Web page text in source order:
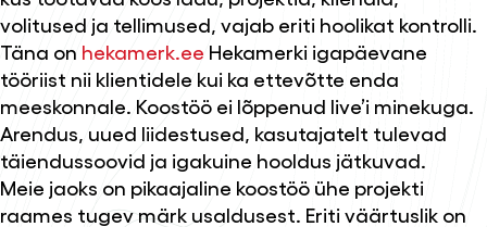
volitused ja tellimused, vajab eriti hoolikat kontrolli.
Täna on hekamerk.ee Hekamerki igapäevane
tööriist nii klientidele kui ka ettevõtte enda
meeskonnale. Koostöö ei lõppenud live’i minekuga.
Arendus, uued liidestused, kasutajatelt tulevad
täiendussoovid ja igakuine hooldus jätkuvad.
Meie jaoks on pikaajaline koostöö ühe projekti
raames tugev märk usaldusest. Eriti väärtuslik on